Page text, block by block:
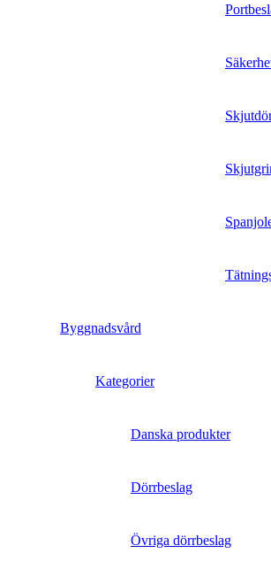
Byggnadsvård
Kategorier
Danska produkter
Dörrbeslag
Övriga dörrbeslag